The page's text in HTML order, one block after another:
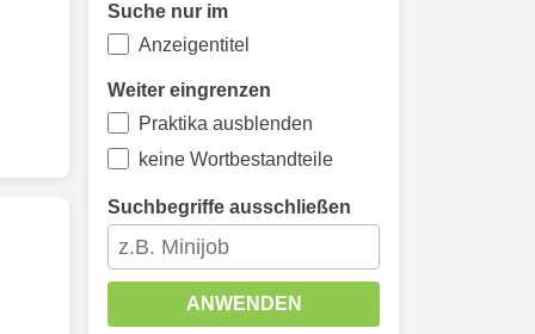
Suche nur im
Anzeigentitel
Weiter eingrenzen
Praktika ausblenden
keine Wortbestandteile
Suchbegriffe ausschließen
ANWENDEN